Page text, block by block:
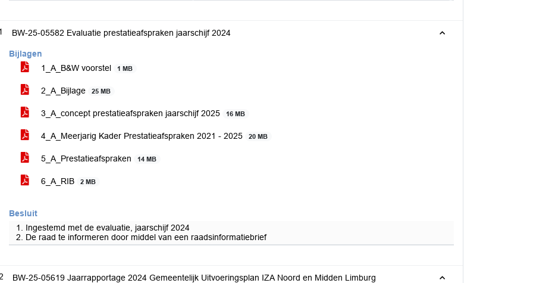
BW-25-05582 Evaluatie prestatieafspraken jaarschijf 2024
Bijlagen
1_A_B&W voorstel
1 MB
2_A_Bijlage 25 MB
3_A_concept prestatieafspraken jaarschijf 2025 16 MB
4_A_Meerjarig Kader Prestatieafspraken 2021 - 2025 20 MB
5_A_Prestatieafspraken 14 MB
6_A_RIB 2 MB
Besluit
1. Ingestemd met de evaluatie, jaarschijf 2024
2. De raad te informeren door middel van een raadsinformatiebrief
BW-25-05619 Jaarrapportage 2024 Gemeentelijk Uitvoeringsplan IZA Noord en Midden Limburg